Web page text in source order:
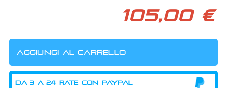
105,00 €